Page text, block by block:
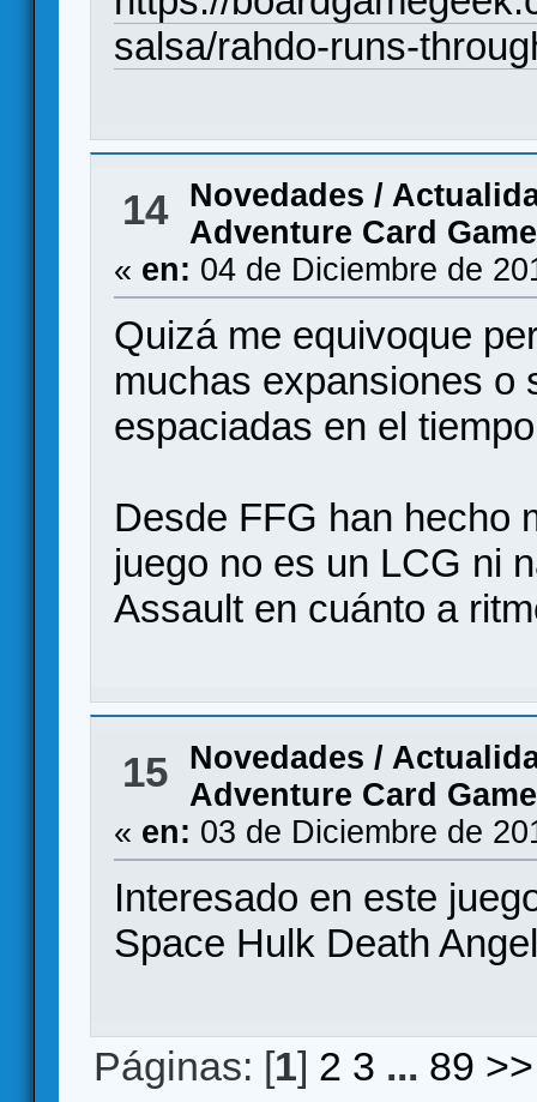
salsa/rahdo-runs-
14
Novedades /
Adventure Card Game
« en: 04 de Diciembre de
Quizá me equivoque
muchas expansiones o
espaciadas en el
Desde FFG han hecho
juego no es un LCG ni
Assault en cuánto a
15
Novedades /
Adventure Card Game
« en: 03 de Diciembre de
Interesado en este
Space Hulk Death
Páginas: [1] 2 3 ... 89 >>